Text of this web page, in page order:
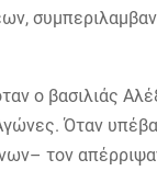
ο βασιλιάς
Όταν
τον